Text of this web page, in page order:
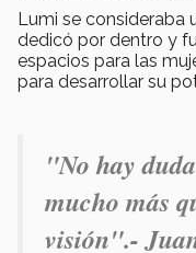
Lumi se consideraba
dedicó por dentro y
espacios para las
para desarrollar su
"No hay
mucho más
visión".-